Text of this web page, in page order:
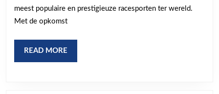
meest populaire en prestigieuze racesporten ter wereld.
Met de opkomst
READ MORE
MORE